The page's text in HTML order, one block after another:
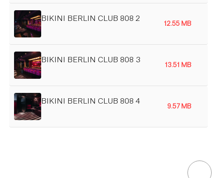
BIKINI BERLIN CLUB 808 2
12.55 MB
BIKINI BERLIN CLUB 808 3
13.51 MB
BIKINI BERLIN CLUB 808 4
9.57 MB